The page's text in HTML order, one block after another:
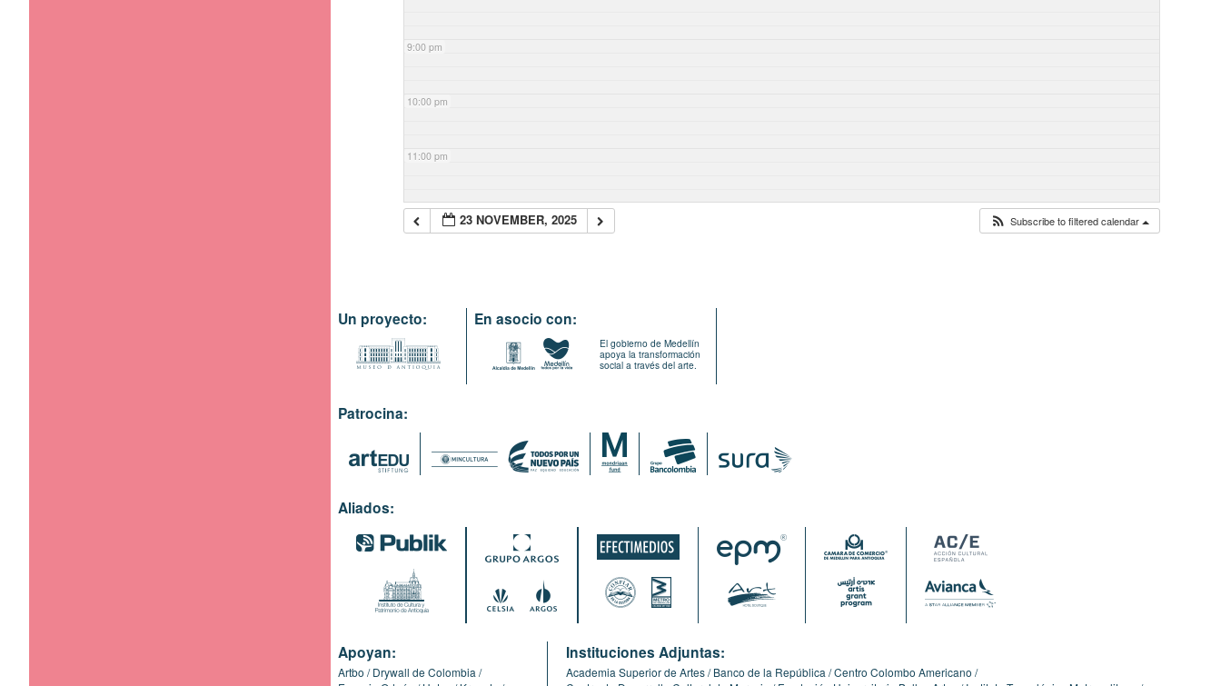
9:00 pm
10:00 pm
11:00 pm
23 NOVEMBER, 2025 Subscribe to filtered calendar
Un proyecto: En asocio con:
El gobierno de Medellín
apoya la transformación
social a través del arte.
Patrocina:
Aliados:
Apoyan:
Artbo
Drywall de Colombia
Instituciones Adjuntas:
Academia Superior de Artes Banco de la República Centro Colombo Americano